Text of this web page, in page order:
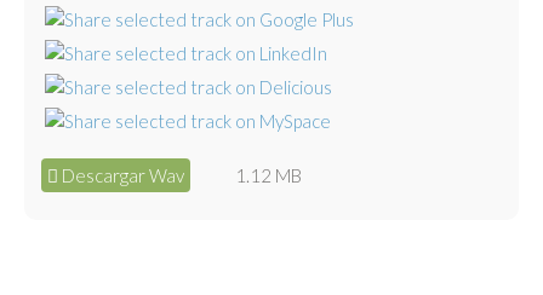
Descargar Wav 1.12 MB